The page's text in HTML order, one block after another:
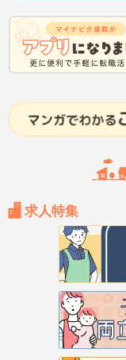
求人特集